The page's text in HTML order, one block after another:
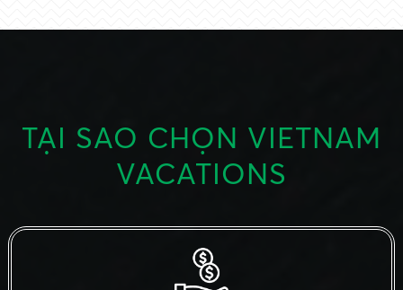
TẠI SAO CHỌN VIETNAM
VACATIONS